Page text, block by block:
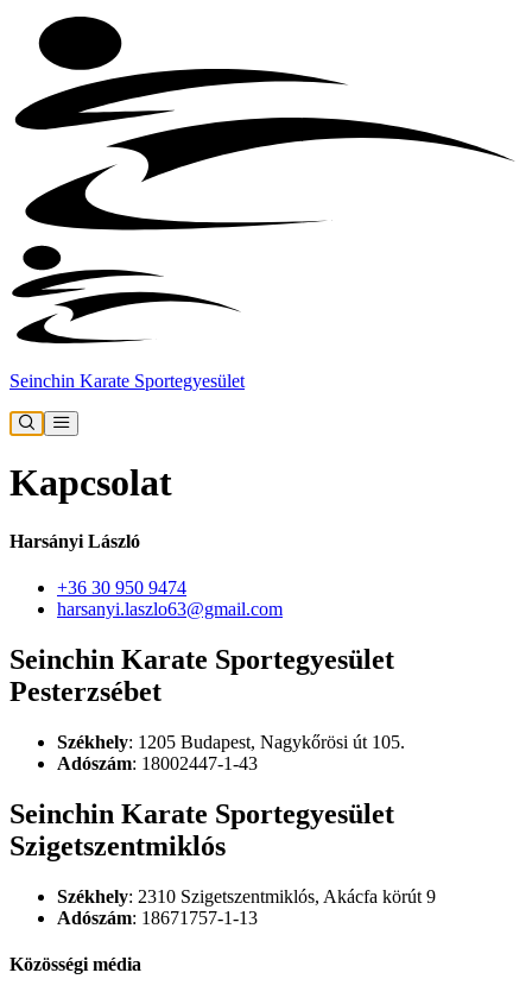
Seinchin Karate Sportegyesület
Kapcsolat
Harsányi László
+36 30 950 9474
harsanyi.laszlo63@gmail.com
Seinchin Karate Sportegyesület
Pesterzsébet
Székhely: 1205 Budapest, Nagykőrösi út 105.
Adószám: 18002447-1-43
Seinchin Karate Sportegyesület
Szigetszentmiklós
Székhely: 2310 Szigetszentmiklós, Akácfa körút 9
Adószám: 18671757-1-13
Közösségi média